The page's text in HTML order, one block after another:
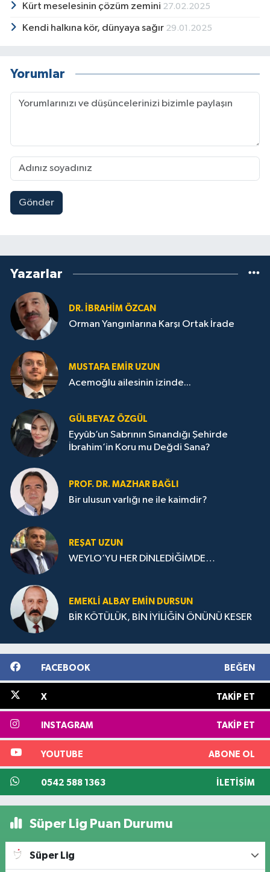
Kürt meselesinin çözüm zemini 27.02.2025
Kendi halkına kör, dünyaya sağır 29.01.2025
Yorumlar
Gönder
Yazarlar
DR. İBRAHIM ÖZCAN
Orman Yangınlarına Karşı Ortak İrade
MUSTAFA EMIR UZUN
Acemoğlu ailesinin izinde...
GÜLBEYAZ ÖZGÜL
Eyyûb’un Sabrının Sınandığı Şehirde
İbrahim’in Koru mu Değdi Sana?
PROF. DR. MAZHAR BAĞLI
Bir ulusun varlığı ne ile kaimdir?
REŞAT UZUN
WEYLO’YU HER DİNLEDİĞİMDE…
EMEKLI ALBAY EMIN DURSUN
BİR KÖTÜLÜK, BİN İYİLİĞİN ÖNÜNÜ KESER
FACEBOOK BEĞEN
X TAKIP ET
INSTAGRAM TAKIP ET
YOUTUBE ABONE OL
0542 588 1363 İLETIŞIM
Süper Lig Puan Durumu
Süper Lig